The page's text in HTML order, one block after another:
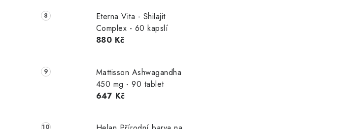
Eterna Vita - Shilajit
Complex - 60 kapslí
880 Kč
Mattisson Ashwagandha
450 mg - 90 tablet
647 Kč